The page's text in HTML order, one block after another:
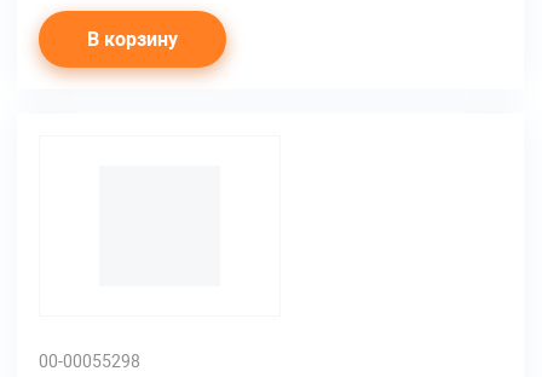
В корзину
00-00055298